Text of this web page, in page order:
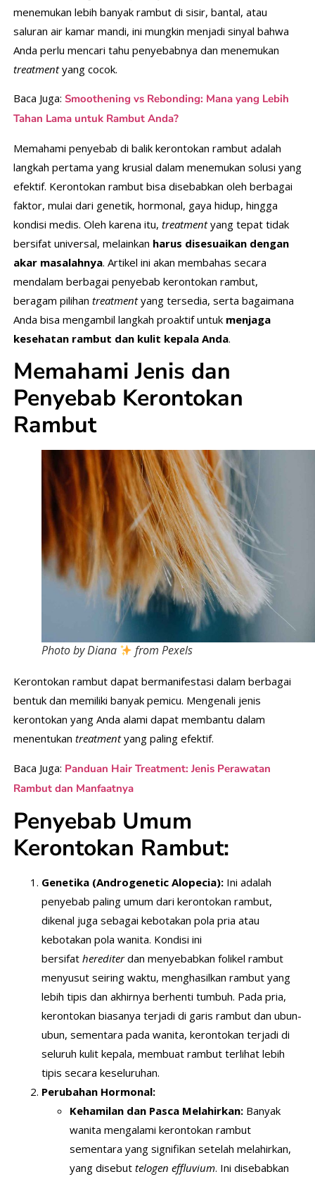
menemukan lebih banyak rambut di sisir, bantal, atau
saluran air kamar mandi, ini mungkin menjadi sinyal bahwa
Anda perlu mencari tahu penyebabnya dan menemukan
treatmentyang cocok.
Baca Juga: Smoothening vs Rebonding: Mana yang Lebih
Tahan Lama untuk Rambut Anda?
Memahami penyebab di balik kerontokan rambut adalah
langkah pertama yang krusial dalam menemukan solusi yang
efektif. Kerontokan rambut bisa disebabkan oleh berbagai
faktor, mulai dari genetik, hormonal, gaya hidup, hingga
kondisi medis. Oleh karena itu, treatmentyang tepat tidak
bersifat universal, melainkan harus disesuaikan dengan
akar masalahnya. Artikel ini akan membahas secara
mendalam berbagai penyebab kerontokan rambut,
beragam pilihan treatmentyang tersedia, serta bagaimana
Anda bisa mengambil langkah proaktif untuk menjaga
kesehatan rambut dan kulit kepala Anda.
Memahami Jenis dan
Penyebab Kerontokan
Rambut
Photo by Diana from Pexels
Kerontokan rambut dapat bermanifestasi dalam berbagai
bentuk dan memiliki banyak pemicu. Mengenali jenis
kerontokan yang Anda alami dapat membantu dalam
menentukan treatmentyang paling efektif.
Baca Juga: Panduan Hair Treatment: Jenis Perawatan
Rambut dan Manfaatnya
Penyebab Umum
Kerontokan Rambut:
Genetika (Androgenetic Alopecia):Ini adalah
penyebab paling umum dari kerontokan rambut,
dikenal juga sebagai kebotakan pola pria atau
kebotakan pola wanita. Kondisi ini
bersifat herediterdan menyebabkan folikel rambut
menyusut seiring waktu, menghasilkan rambut yang
lebih tipis dan akhirnya berhenti tumbuh. Pada pria,
kerontokan biasanya terjadi di garis rambut dan ubun-
ubun, sementara pada wanita, kerontokan terjadi di
seluruh kulit kepala, membuat rambut terlihat lebih
tipis secara keseluruhan.
Perubahan Hormonal:
Kehamilan dan Pasca Melahirkan:Banyak
wanita mengalami kerontokan rambut
sementara yang signifikan setelah melahirkan,
yang disebut telogen effluvium. Ini disebabkan